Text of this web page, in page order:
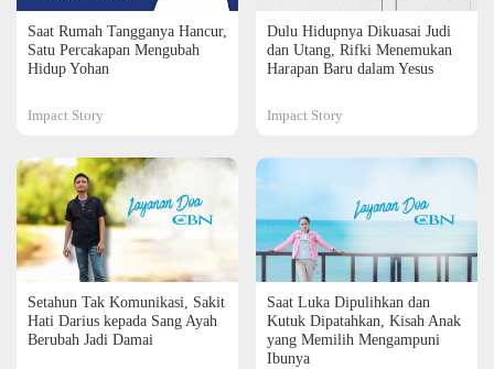
Saat Rumah Tangganya Hancur,
Satu Percakapan Mengubah
Hidup Yohan
Impact Story
Dulu Hidupnya Dikuasai Judi
dan Utang, Rifki Menemukan
Harapan Baru dalam Yesus
Impact Story
Setahun Tak Komunikasi, Sakit
Hati Darius kepada Sang Ayah
Berubah Jadi Damai
Saat Luka Dipulihkan dan
Kutuk Dipatahkan, Kisah Anak
yang Memilih Mengampuni
Ibunya